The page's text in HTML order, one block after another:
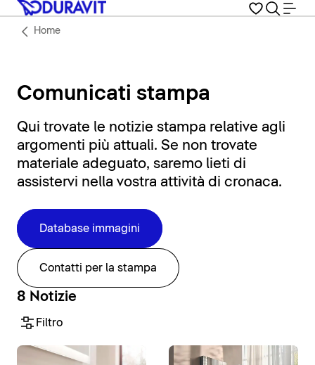
Home
Comunicati stampa
Qui trovate le notizie stampa relative agli
argomenti più attuali. Se non trovate
materiale adeguato, saremo lieti di
assistervi nella vostra attività di cronaca.
Database immagini
Contatti per la stampa
8 Notizie
Filtro